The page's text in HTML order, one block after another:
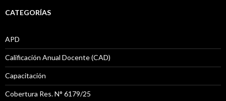
CATEGORÍAS
APD
Calificación Anual Docente (CAD)
Capacitación
Cobertura Res. N° 6179/25